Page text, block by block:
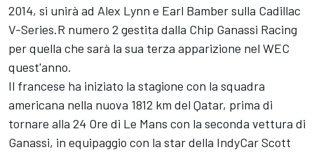
2014, si unirà ad Alex Lynn e Earl Bambersulla Cadillac
V-Series.R numero 2 gestita dalla Chip Ganassi Racing
per quella che sarà la sua terza apparizione nel WEC
quest'anno.
Il francese ha iniziato la stagione con la squadra
americana nella nuova 1812 km del Qatar, prima di
tornare alla 24 Ore di Le Mans con la seconda vettura di
Ganassi, in equipaggio con la star della IndyCar Scott